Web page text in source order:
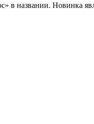
в названии. Новинка